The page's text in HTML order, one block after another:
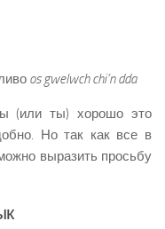
os gwelwch chi’n dda
(или ты) хорошо это
Но так как все в
выразить просьбу